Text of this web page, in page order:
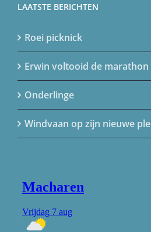
LAATSTE BERICHTEN
Roei picknick
Erwin voltooid de
Onderlinge
Windvaan op zijn nieuwe